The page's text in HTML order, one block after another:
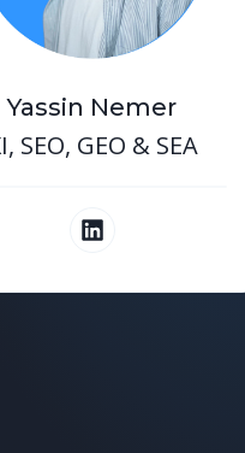
Yassin Nemer
SEO, GEO & SEA